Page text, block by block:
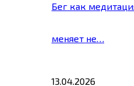
Бег как
меняет не…
13.04.2026